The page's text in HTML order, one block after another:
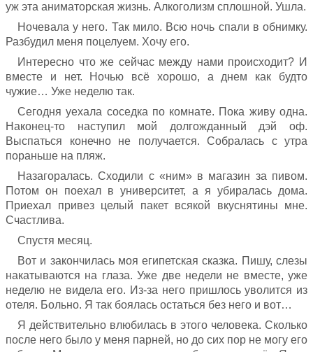
уж эта аниматорская жизнь. Алкоголизм сплошной. Ушла.
Ночевала у него. Так мило. Всю ночь спали в обнимку.
Разбудил меня поцелуем. Хочу его.
Интересно что же сейчас между нами происходит? И
вместе и нет. Ночью всё хорошо, а днем как будто
чужие… Уже неделю так.
Сегодня уехала соседка по комнате. Пока живу одна.
Наконец-то наступил мой долгожданный дэй оф.
Выспаться конечно не получается. Собралась с утра
пораньше на пляж.
Назагоралась. Сходили с «ним» в магазин за пивом.
Потом он поехал в университет, а я убиралась дома.
Приехал привез целый пакет всякой вкуснятины мне.
Счастлива.
Спустя месяц.
Вот и закончилась моя египетская сказка. Пишу, слезы
накатываются на глаза. Уже две недели не вместе, уже
неделю не видела его. Из-за него пришлось уволится из
отеля. Больно. Я так боялась остаться без него и вот…
Я действительно влюбилась в этого человека. Сколько
после него было у меня парней, но до сих пор не могу его